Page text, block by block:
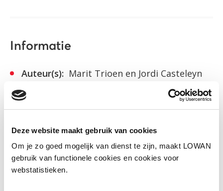
Deze website maakt gebruik van cookies
Om je zo goed mogelijk van dienst te zijn, maakt LOWAN
gebruik van functionele cookies en cookies voor
webstatistieken.
Informatie
Auteur(s): Marit Trioen en Jordi Casteleyn
Uitgever:
Jaar van uitgave: 2020
Download